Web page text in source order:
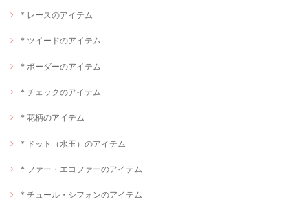
* レースのアイテム
* ツイードのアイテム
* ボーダーのアイテム
* チェックのアイテム
* 花柄のアイテム
* ドット（水玉）のアイテム
* ファー・エコファーのアイテム
* チュール・シフォンのアイテム